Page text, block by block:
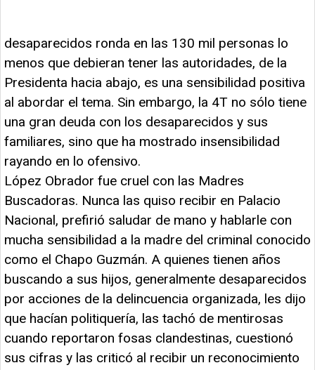
desaparecidos ronda en las 130 mil personas lo
menos que debieran tener las autoridades, de la
Presidenta hacia abajo, es una sensibilidad positiva
al abordar el tema. Sin embargo, la 4T no sólo tiene
una gran deuda con los desaparecidos y sus
familiares, sino que ha mostrado insensibilidad
rayando en lo ofensivo.
López Obrador fue cruel con las Madres
Buscadoras. Nunca las quiso recibir en Palacio
Nacional, prefirió saludar de mano y hablarle con
mucha sensibilidad a la madre del criminal conocido
como el Chapo Guzmán. A quienes tienen años
buscando a sus hijos, generalmente desaparecidos
por acciones de la delincuencia organizada, les dijo
que hacían politiquería, las tachó de mentirosas
cuando reportaron fosas clandestinas, cuestionó
sus cifras y las criticó al recibir un reconocimiento